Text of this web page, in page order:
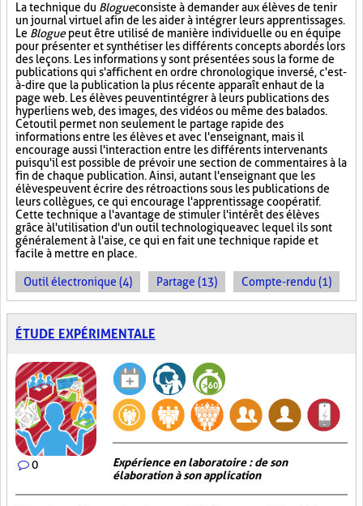
La technique du Blogueconsiste à demander aux élèves de tenir
un journal virtuel afin de les aider à intégrer leurs apprentissages.
Le Bloguepeut être utilisé de manière individuelle ou en équipe
pour présenter et synthétiser les différents concepts abordés lors
des leçons. Les informations y sont présentées sous la forme de
publications qui s'affichent en ordre chronologique inversé, c'est-
à-dire que la publication la plus récente apparaît en haut de la
page web. Les élèves peuvent intégrer à leurs publications des
hyperliens web, des images, des vidéos ou même des balados.
Cet outil permet non seulement le partage rapide des
informations entre les élèves et avec l'enseignant, mais il
encourage aussi l'interaction entre les différents intervenants
puisqu'il est possible de prévoir une section de commentaires à la
fin de chaque publication. Ainsi, autant l'enseignant que les
élèves peuvent écrire des rétroactions sous les publications de
leurs collègues, ce qui encourage l'apprentissage coopératif.
Cette technique a l'avantage de stimuler l'intérêt des élèves
grâce à l'utilisation d'un outil technologique avec lequel ils sont
généralement à l'aise, ce qui en fait une technique rapide et
facile à mettre en place.
Outil électronique (4) Partage (13) Compte-rendu (1)
ÉTUDE EXPÉRIMENTALE
0
Expérience en laboratoire : de son
élaboration à son application